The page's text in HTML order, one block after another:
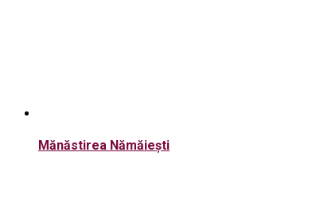
Mănăstirea Nămăiești